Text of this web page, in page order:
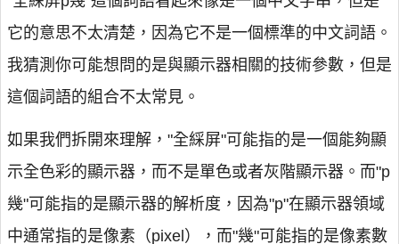
它的意思不太清楚，因為它不是一個標準的中文詞語。
我猜測你可能想問的是與顯示器相關的技術參數，但是
這個詞語的組合不太常見。
如果我們拆開來理解，"全綵屏"可能指的是一個能夠顯
示全色彩的顯示器，而不是單色或者灰階顯示器。而"p
幾"可能指的是顯示器的解析度，因為"p"在顯示器領域
中通常指的是像素（pixel），而"幾"可能指的是像素數